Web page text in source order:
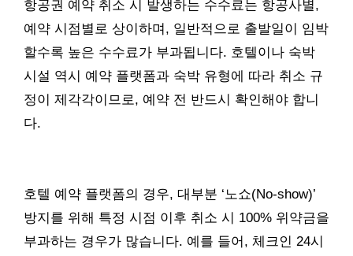
항공권 예약 취소 시 발생하는 수수료는 항공사별,
예약 시점별로 상이하며, 일반적으로 출발일이 임박
할수록 높은 수수료가 부과됩니다. 호텔이나 숙박
시설 역시 예약 플랫폼과 숙박 유형에 따라 취소 규
정이 제각각이므로, 예약 전 반드시 확인해야 합니
다.
호텔 예약 플랫폼의 경우, 대부분 ‘노쇼(No-show)’
방지를 위해 특정 시점 이후 취소 시 100% 위약금을
부과하는 경우가 많습니다. 예를 들어, 체크인 24시